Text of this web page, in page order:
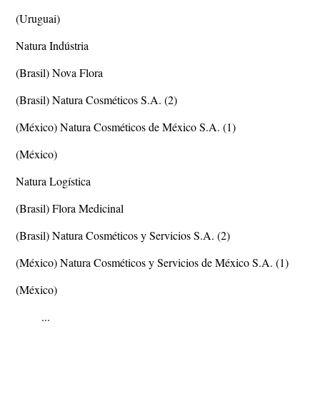
(Uruguai)
Natura Indústria
(Brasil) Nova Flora
(Brasil) Natura Cosméticos S.A. (2)
(México) Natura Cosméticos de México S.A. (1)
(México)
Natura Logística
(Brasil) Flora Medicinal
(Brasil) Natura Cosméticos y Servicios S.A. (2)
(México) Natura Cosméticos y Servicios de México S.A. (1)
(México)
...